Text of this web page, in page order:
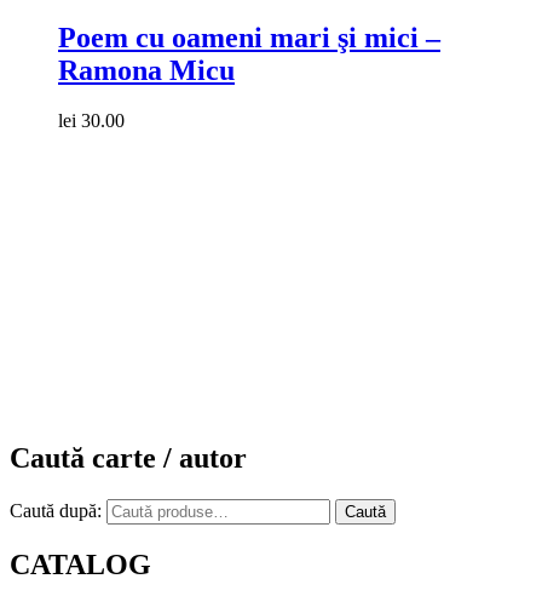
Poem cu oameni mari şi mici –
Ramona Micu
lei 30.00
Caută carte / autor
Caută după: Caută
CATALOG